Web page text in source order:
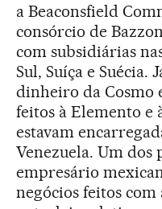
a Beaconsfield
consórcio de
com subsidiárias
Sul, Suíça e Suécia.
dinheiro da Cosmo
feitos à Elemento e
estavam
Venezuela. Um dos
empresário
negócios feitos com